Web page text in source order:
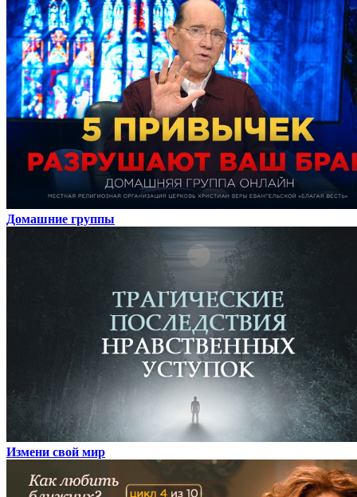
Домашние группы
Измени свой мир